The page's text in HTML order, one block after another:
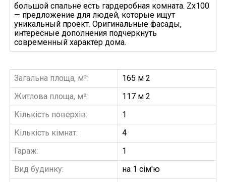
большой спальне есть гардеробная комната. Zx100
— предложение для людей, которые ищут
уникальный проект. Оригинальные фасады,
интересные дополнения подчеркнуть
современный характер дома.
Загальна площа, м²:
165 м 2
Житлова площа, м²:
117 м 2
Кількість поверхів:
1
Кількість кімнат:
4
Гараж:
1
Вид будинку:
на 1 сім'ю